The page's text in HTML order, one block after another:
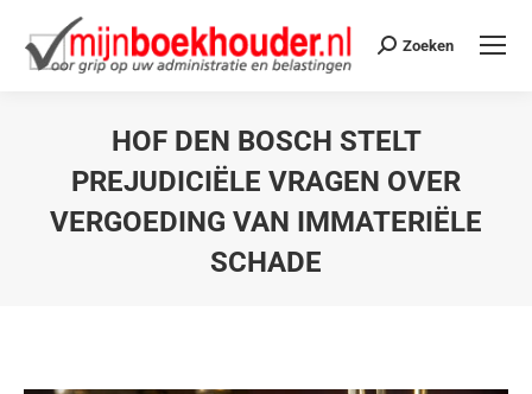
Zoeken
HOF DEN BOSCH STELT
PREJUDICIËLE VRAGEN OVER
VERGOEDING VAN IMMATERIËLE
SCHADE